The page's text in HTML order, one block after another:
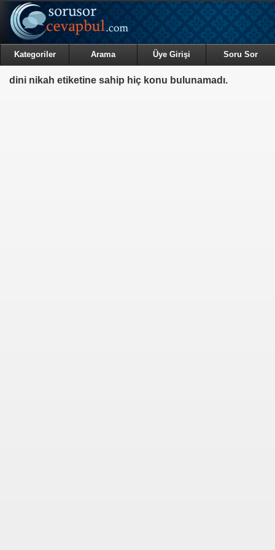
Kategoriler Arama Üye Girişi Soru Sor
dini nikah etiketine sahip hiç konu bulunamadı.